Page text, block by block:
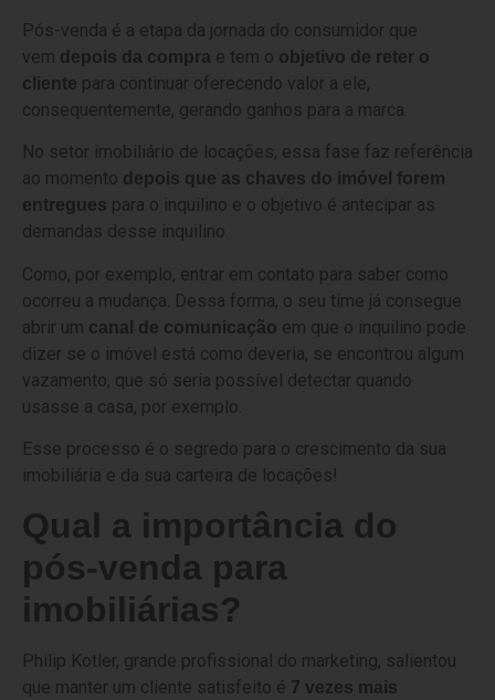
Pós-venda é a etapa da jornada do consumidor que
vem depois da compra e tem o objetivo de reter o
cliente para continuar oferecendo valor a ele,
consequentemente, gerando ganhos para a marca.
No setor imobiliário de locações, essa fase faz referência
ao momento depois que as chaves do imóvel forem
entregues para o inquilino e o objetivo é antecipar as
demandas desse inquilino.
Como, por exemplo, entrar em contato para saber como
ocorreu a mudança. Dessa forma, o seu time já consegue
abrir um canal de comunicação em que o inquilino pode
dizer se o imóvel está como deveria, se encontrou algum
vazamento, que só seria possível detectar quando
usasse a casa, por exemplo.
Esse processo é o segredo para o crescimento da sua
imobiliária e da sua carteira de locações!
Qual a importância do
pós-venda para
imobiliárias?
Philip Kotler, grande profissional do marketing, salientou
que manter um cliente satisfeito é 7 vezes mais